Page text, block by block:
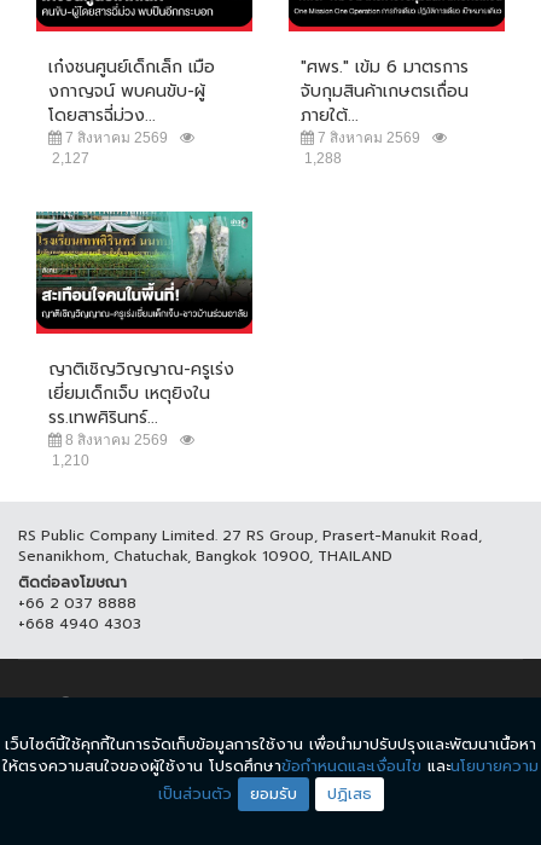
เก๋งชนศูนย์เด็กเล็ก เมือ
งกาญจน์ พบคนขับ-ผู้
โดยสารฉี่ม่วง...
7 สิงหาคม 2569
2,127
"ศพร." เข้ม 6 มาตรการ
จับกุมสินค้าเกษตรเถื่อน
ภายใต้...
7 สิงหาคม 2569
1,288
ญาติเชิญวิญญาณ-ครูเร่ง
เยี่ยมเด็กเจ็บ เหตุยิงใน
รร.เทพศิรินทร์...
8 สิงหาคม 2569
1,210
RS Public Company Limited. 27 RS Group, Prasert-Manukit Road,
Senanikhom, Chatuchak, Bangkok 10900, THAILAND
ติดต่อลงโฆษณา
+66 2 037 8888
+668 4940 4303
© COPYRIGHT 2017 THAICH8.COM, ALL RIGHT RESERVED.
ข้อกำหนดและเงื่อนไข นโยบายความเป็นส่วนตัว
เว็บไซต์นี้ใช้คุกกี้ในการจัดเก็บข้อมูลการใช้งาน เพื่อนำมาปรับปรุงและพัฒนาเนื้อหา
ให้ตรงความสนใจของผู้ใช้งาน โปรดศึกษาข้อกำหนดและเงื่อนไข และนโยบายความ
เป็นส่วนตัว
ยอมรับ ปฏิเสธ